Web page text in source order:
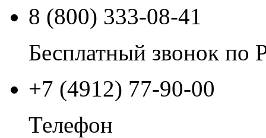
8 (800) 333-08-41
Бесплатный звонок по
+7 (4912) 77-90-00
Телефон